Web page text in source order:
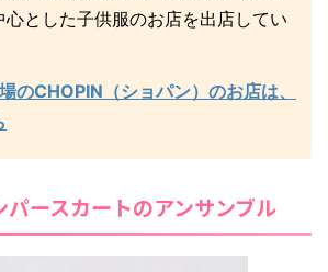
心とした子供服のお店を出店してい
のCHOPIN（ショパン）のお店は、
パースカートのアンサンブル